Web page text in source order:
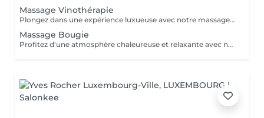
Massage Vinothérapie
Plongez dans une expérience luxueuse avec notre massage Vinothérapie de 40, 60 ou 90 minutes. Nos Esthetcienne experts utiliseront des techniques spécifiques, combinant les bienfaits du raisin pour apaiser vos muscles et offrir une sensation de détente profonde. Le temps de préparation et d'installation de la cliente est inclus dans la durée sélectionnée, garantissant une expérience dédiée à votre bien-être. Laissez-vous emporter par ce moment de délice, revitalisant à la fois votre corps et votre esprit.
Massage Bougie
Profitez d'une atmosphère chaleureuse et relaxante avec notre massage aux bougies de 40, 60 ou 90 minutes. Nos esthéticiennes spécialisées intègrent des bougies parfumées pour créer une ambiance paisible tout en appliquant des techniques douces visant à soulager les tensions musculaires. Le temps de préparation et d'installation de la cliente est inclus dans la période choisie, garantissant que chaque minute soit dédiée à votre bien-être. Offrez-vous une expérience de rajeunissement du corps et de l'esprit dans ce cadre serein.